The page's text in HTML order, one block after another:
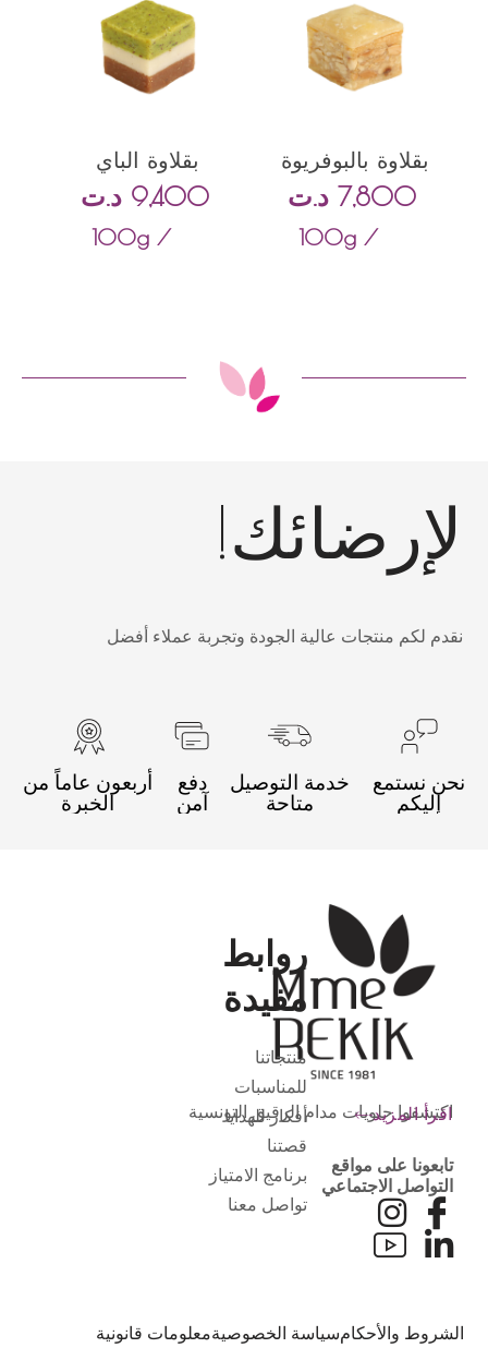
بقلاوة بالبوفريوة
7,800 د.ت
/ 100g
بقلاوة الباي
9,400 د.ت
/ 100g
لإرضائك!
نقدم لكم منتجات عالية الجودة وتجربة عملاء أفضل
نحن نستمع
إليكم
خدمة التوصيل
متاحة
دفع
آمن
أربعون عاماً من
الخبرة
اكتشفوا حلويات مدام الرقيق التونسية
اقرأ المزيد
تابعونا على مواقع
التواصل الاجتماعي
روابط
مفيدة
منتجاتنا
للمناسبات
أفكار للهدايا
قصتنا
برنامج الامتياز
تواصل معنا
الشروط والأحكامسياسة الخصوصيةمعلومات قانونية